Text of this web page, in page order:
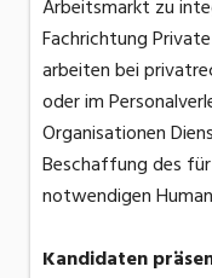
Arbeitsmarkt zu
Fachrichtung
arbeiten bei
oder im
Organisationen
Beschaffung des
notwendigen
Kandidaten